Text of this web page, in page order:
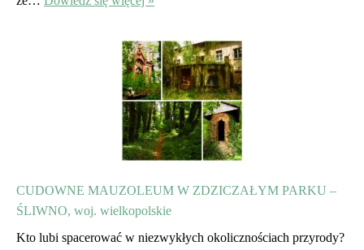
CUDOWNE MAUZOLEUM W ZDZICZAŁYM PARKU –
ŚLIWNO, woj. wielkopolskie
Kto lubi spacerować w niezwykłych okolicznościach przyrody?